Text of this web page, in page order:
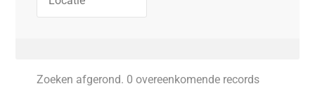
Zoeken afgerond. 0 overeenkomende records